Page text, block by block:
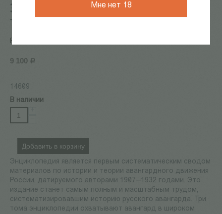
Мне нет 18
Энциклопедия русского авангарда.
Том 1. А - К. Биографии
Ракитин В., Сарабьянов А.
9 100 Р
14609
В наличии
Добавить в корзину
Энциклопедия является первым систематическим сводом
материалов по истории и теории авангардного движения
России, датируемого авторами 1907—1932 годами. Это
издание станет самым полным и масштабным трудом,
систематизировавшим историю русского авангарда. Три
тома энциклопедии охватывают авангард в широком